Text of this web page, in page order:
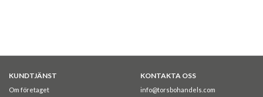
KUNDTJÄNST
Om företaget
KONTAKTA OSS
info@torsbohandels.com